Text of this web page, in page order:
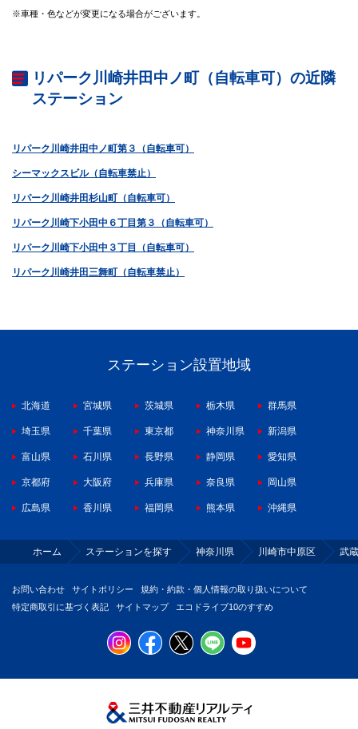
※車種・色などが変更になる場合がございます。
リパーク川崎井田中ノ町（自転車可）の近隣
ステーション
リパーク川崎井田中ノ町第３（自転車可）
シーマックスビル（自転車禁止）
リパーク川崎井田杉山町（自転車可）
リパーク川崎下小田中６丁目第３（自転車可）
リパーク川崎下小田中３丁目（自転車可）
リパーク川崎井田三舞町（自転車禁止）
ステーション設置地域
北海道 宮城県 茨城県 栃木県 群馬県
埼玉県 千葉県 東京都 神奈川県 新潟県
富山県 石川県 長野県 静岡県 愛知県
京都府 大阪府 兵庫県 奈良県 岡山県
広島県 香川県 福岡県 熊本県 沖縄県
ホーム ステーションを探す 神奈川県 川崎市中原区 武
お問い合わせ サイトポリシー
規約・約款・個人情報の取り扱いについて
特定商取引に基づく表記
サイトマップ エコドライブ10のすすめ